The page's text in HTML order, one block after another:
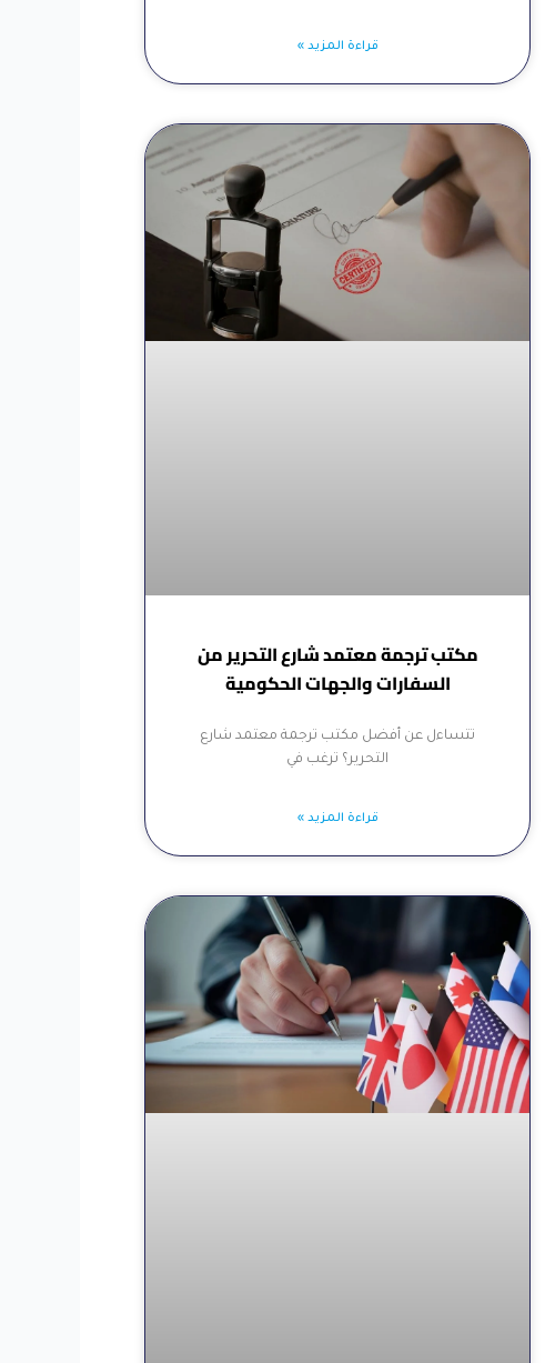
قراءة المزيد »
مكتب ترجمة معتمد شارع التحرير من
السفارات والجهات الحكومية
تتساءل عن أفضل مكتب ترجمة معتمد شارع
التحرير؟ ترغب في
قراءة المزيد »